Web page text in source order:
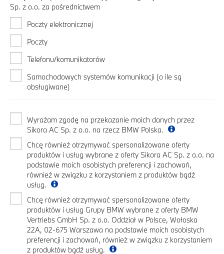
Sp. z o.o. za pośrednictwem
Poczty elektronicznej
Poczty
Telefonu/komunikatorów
Samochodowych systemów komunikacji (o ile są
obsługiwane)
Wyrażam zgodę na przekazanie moich danych przez
Sikora AC Sp. z o.o. na rzecz BMW Polska.
Chcę również otrzymywać spersonalizowane oferty
produktów i usług wybrane z oferty Sikora AC Sp. z o.o. na
podstawie moich osobistych preferencji i zachowań,
również w związku z korzystaniem z produktów bądź
usług.
Chcę również otrzymywać spersonalizowane oferty
produktów i usług Grupy BMW wybrane z oferty BMW
Vertriebs GmbH Sp. z o.o. Oddział w Polsce, Wołoska
22A, 02-675 Warszawa na podstawie moich osobistych
preferencji i zachowań, również w związku z korzystaniem
z produktów bądź usług.